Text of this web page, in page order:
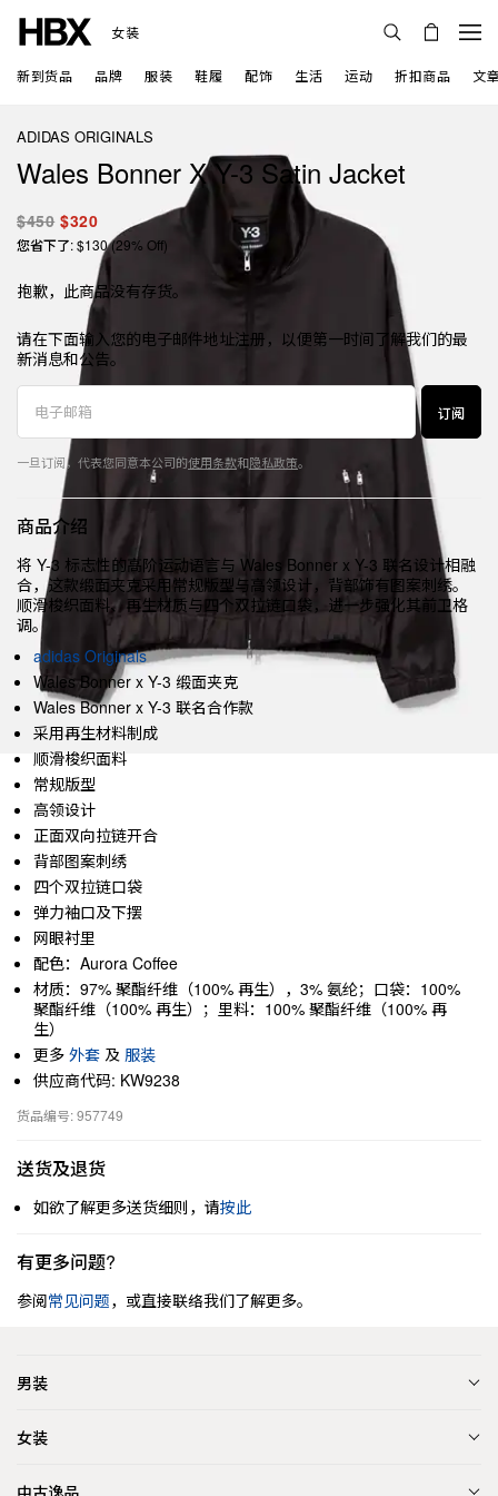
女装
新到货品 品牌 服装 鞋履 配饰 生活 运动 折扣商品 文
ADIDAS ORIGINALS
Wales Bonner X Y-3 Satin Jacket
$450 $320
您省下了: $130 (29% Off)
抱歉，此商品没有存货。
请在下面输入您的电子邮件地址注册，以便第一时间了解我们的最
新消息和公告。
订阅
一旦订阅，代表您同意本公司的使用条款和隐私政策。
商品介绍
将 Y-3 标志性的高阶运动语言与 Wales Bonner x Y-3 联名设计相融
合，这款缎面夹克采用常规版型与高领设计，背部饰有图案刺绣。
顺滑梭织面料、再生材质与四个双拉链口袋，进一步强化其前卫格
调。
adidas Originals
Wales Bonner x Y-3 缎面夹克
Wales Bonner x Y-3 联名合作款
采用再生材料制成
顺滑梭织面料
常规版型
高领设计
正面双向拉链开合
背部图案刺绣
四个双拉链口袋
弹力袖口及下摆
网眼衬里
配色：Aurora Coffee
材质：97% 聚酯纤维（100% 再生），3% 氨纶；口袋：100%
聚酯纤维（100% 再生）；里料：100% 聚酯纤维（100% 再
生）
更多 外套 及 服装
供应商代码: KW9238
货品编号: 957749
送货及退货
如欲了解更多送货细则，请按此
有更多问题?
参阅常见问题，或直接联络我们了解更多。
男装
女装
中古逸品